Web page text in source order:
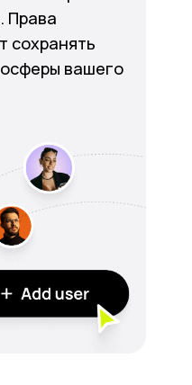
Права
сохранять
вашего